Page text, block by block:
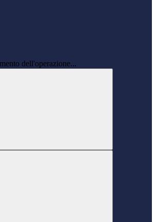
dell'operazione...